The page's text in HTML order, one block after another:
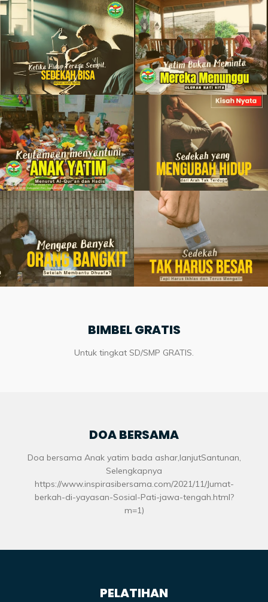
BIMBEL GRATIS
Untuk tingkat SD/SMP GRATIS.
DOA BERSAMA
Doa bersama Anak yatim bada ashar,lanjutSantunan,
Selengkapnya
https://www.inspirasibersama.com/2021/11/Jumat-
berkah-di-yayasan-Sosial-Pati-jawa-tengah.html?
m=1)
PELATIHAN